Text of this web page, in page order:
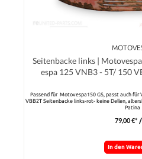
Seitenbacke links |
espa 125 VNB3 - 5T/ 150
Passend für Motovespa150 GS, passt auch für
VBB2T Seitenbacke links-rot- keine Dellen,
Patina
79,00 €*
In den